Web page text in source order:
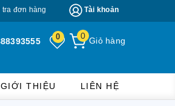
Tài khoản
tra đơn hàng
Giỏ hàng
0
0
GIỚI THIỆU LIÊN HỆ